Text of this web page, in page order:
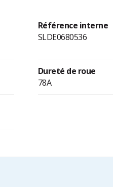
Référence interne
SLDE0680536
Dureté de roue
78A